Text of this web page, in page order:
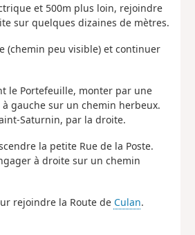
et 500m plus loin, rejoindre
sur quelques dizaines de mètres.
(chemin peu visible) et continuer
le Portefeuille, monter par une
gauche sur un chemin herbeux.
Saturnin, par la droite.
la petite Rue de la Poste.
à droite sur un chemin
rejoindre la Route de Culan.